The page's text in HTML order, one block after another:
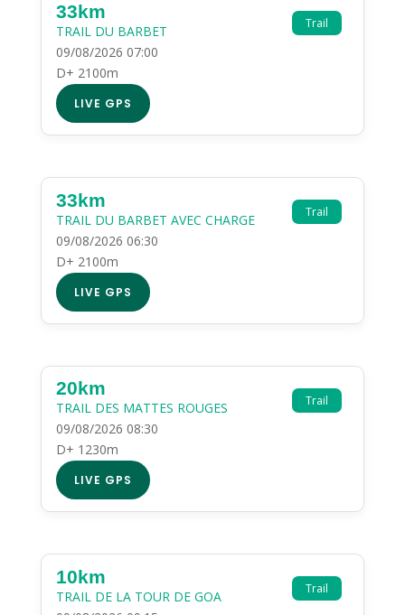
Trail
33km
TRAIL DU BARBET
09/08/2026 07:00
D+ 2100m
LIVE GPS
Trail
33km
TRAIL DU BARBET AVEC CHARGE
09/08/2026 06:30
D+ 2100m
LIVE GPS
Trail
20km
TRAIL DES MATTES ROUGES
09/08/2026 08:30
D+ 1230m
LIVE GPS
Trail
10km
TRAIL DE LA TOUR DE GOA